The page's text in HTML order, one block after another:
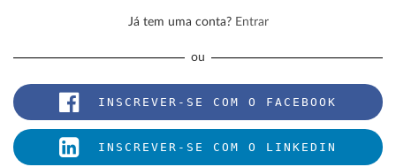
Já tem uma conta? Entrar
ou
INSCREVER-SE COM O FACEBOOK
INSCREVER-SE COM O LINKEDIN